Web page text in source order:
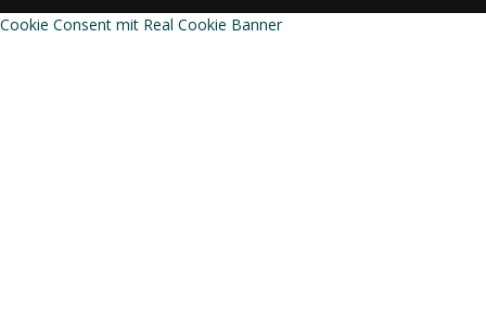
Cookie Consent mit Real Cookie Banner